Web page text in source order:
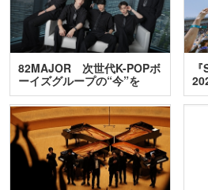
82MAJOR 次世代K-POPボ
ーイズグループの“今”を
訊…